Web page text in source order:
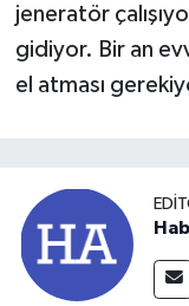
jeneratör
gidiyor. Bir an
el atması